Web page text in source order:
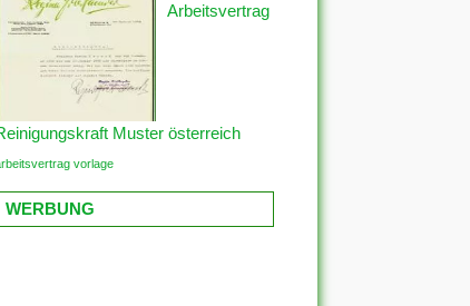
Arbeitsvertrag
Muster österreich
vorlage
WERBUNG